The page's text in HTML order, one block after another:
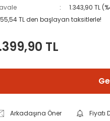
1.343,90 TL
TL den başlayan taksitlerle!
TL
Arkadaşına Öner Fiyatı